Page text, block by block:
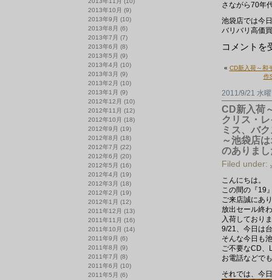
さながら70年
池袋店では今
バリバリ高価
月
ロ
コメントを
« CD新入荷～和
作
2011/9/21 水
CD新入荷
クリス・
ミス、バ
～池袋店
のありま
Filed under:
こんにちは。
この間の『19
ご来店誠にあ
放出セール終
入荷しており
9/21、今日は
そんな今日も
ご不要なCD、
お電話などで
それでは、今
2013年10月 (9)
2013年9月 (10)
2013年8月 (6)
2013年7月 (7)
2013年6月 (8)
2013年5月 (9)
2013年4月 (10)
2013年3月 (9)
2013年2月 (10)
2013年1月 (9)
2012年12月 (10)
2012年11月 (12)
2012年10月 (18)
2012年9月 (19)
2012年8月 (18)
2012年7月 (22)
2012年6月 (20)
2012年5月 (16)
2012年4月 (19)
2012年3月 (18)
2012年2月 (19)
2012年1月 (12)
2011年12月 (13)
2011年11月 (16)
2011年10月 (14)
2011年9月 (6)
2011年8月 (9)
2011年7月 (8)
2011年6月 (10)
2011年5月 (6)